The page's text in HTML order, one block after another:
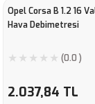
Opel Corsa B 1.2 16
Hava Debimetresi
(0.0 )
2.037,84 TL